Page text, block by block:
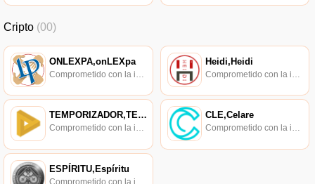
Cripto (00)
ONLEXPA,onLEXpa Heidi,Heidi
TEMPORIZADOR,TEMPORIZADOR
Comprometido con la investigación de políticas en los campos de las nuevas finanzas, las finanzas internacionales y los mercados financieros.
CLE,Celare
Comprometido con la investigación de políticas en los campos de las nuevas finanzas, las finanzas internacionales y los mercados financieros.
ESPÍRITU,Espíritu
Comprometido con la investigación de políticas en los campos de las nuevas finanzas, las finanzas internacionales y los mercados financieros.